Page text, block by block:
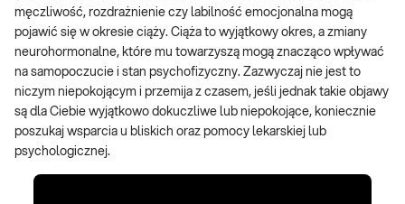
męczliwość, rozdrażnienie czy labilność emocjonalna mogą
pojawić się w okresie ciąży. Ciąża to wyjątkowy okres, a zmiany
neurohormonalne, które mu towarzyszą mogą znacząco wpływać
na samopoczucie i stan psychofizyczny. Zazwyczaj nie jest to
niczym niepokojącym i przemija z czasem, jeśli jednak takie objawy
są dla Ciebie wyjątkowo dokuczliwe lub niepokojące, koniecznie
poszukaj wsparcia u bliskich oraz pomocy lekarskiej lub
psychologicznej.